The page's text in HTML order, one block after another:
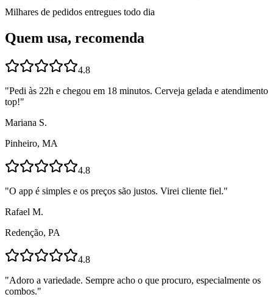
Milhares de pedidos entregues todo dia
Quem usa, recomenda
4.8
"Pedi às 22h e chegou em 18 minutos. Cerveja gelada e atendimento
top!"
Mariana S.
Pinheiro, MA
4.8
"O app é simples e os preços são justos. Virei cliente fiel."
Rafael M.
Redenção, PA
4.8
"Adoro a variedade. Sempre acho o que procuro, especialmente os
combos."